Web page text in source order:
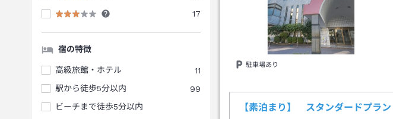
17
宿の特徴
高級旅館・ホテル
11
駅から徒歩5分以内
99
ビーチまで徒歩5分以内
駐車場あり
【素泊まり】 スタンダードプラン